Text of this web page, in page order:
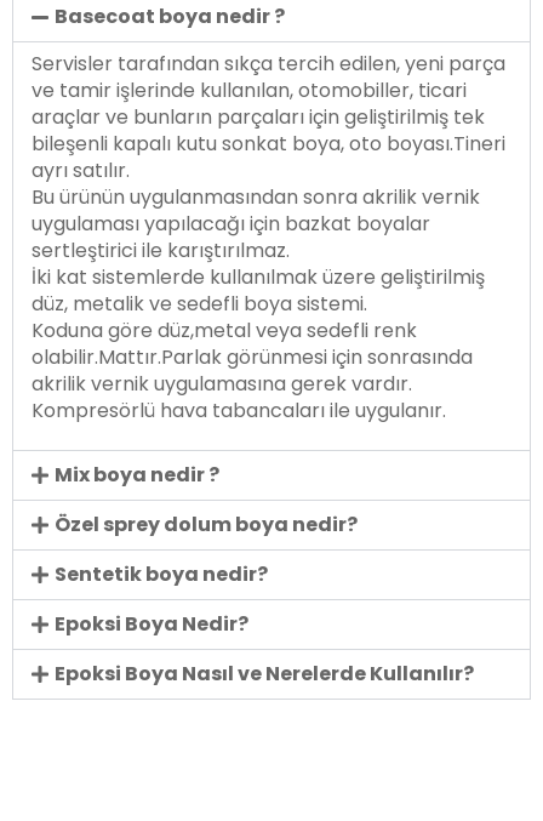
Basecoat boya nedir ?
Servisler tarafından sıkça tercih edilen, yeni parça
ve tamir işlerinde kullanılan, otomobiller, ticari
araçlar ve bunların parçaları için geliştirilmiş tek
bileşenli kapalı kutu sonkat boya, oto boyası.Tineri
ayrı satılır.
Bu ürünün uygulanmasından sonra akrilik vernik
uygulaması yapılacağı için bazkat boyalar
sertleştirici ile karıştırılmaz.
İki kat sistemlerde kullanılmak üzere geliştirilmiş
düz, metalik ve sedefli boya sistemi.
Koduna göre düz,metal veya sedefli renk
olabilir.Mattır.Parlak görünmesi için sonrasında
akrilik vernik uygulamasına gerek vardır.
Kompresörlü hava tabancaları ile uygulanır.
Mix boya nedir ?
Özel sprey dolum boya nedir?
Sentetik boya nedir?
Epoksi Boya Nedir?
Epoksi Boya Nasıl ve Nerelerde Kullanılır?